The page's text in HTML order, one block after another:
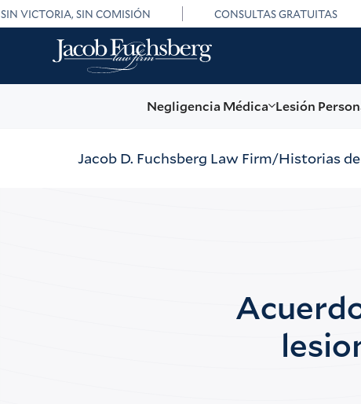
SIN VICTORIA, SIN COMISIÓN CONSULTAS GRATUITAS
Negligencia Médica Lesión
Jacob D. Fuchsberg Law Firm Historias